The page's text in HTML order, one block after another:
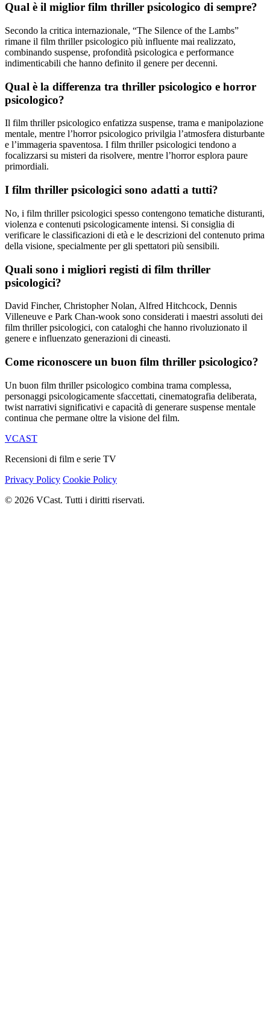
Qual è il miglior film thriller psicologico di sempre?
Secondo la critica internazionale, “The Silence of the Lambs”
rimane il film thriller psicologico più influente mai realizzato,
combinando suspense, profondità psicologica e performance
indimenticabili che hanno definito il genere per decenni.
Qual è la differenza tra thriller psicologico e horror
psicologico?
Il film thriller psicologico enfatizza suspense, trama e manipolazione
mentale, mentre l’horror psicologico privilgia l’atmosfera disturbante
e l’immageria spaventosa. I film thriller psicologici tendono a
focalizzarsi su misteri da risolvere, mentre l’horror esplora paure
primordiali.
I film thriller psicologici sono adatti a tutti?
No, i film thriller psicologici spesso contengono tematiche disturanti,
violenza e contenuti psicologicamente intensi. Si consiglia di
verificare le classificazioni di età e le descrizioni del contenuto prima
della visione, specialmente per gli spettatori più sensibili.
Quali sono i migliori registi di film thriller
psicologici?
David Fincher, Christopher Nolan, Alfred Hitchcock, Dennis
Villeneuve e Park Chan-wook sono considerati i maestri assoluti dei
film thriller psicologici, con cataloghi che hanno rivoluzionato il
genere e influenzato generazioni di cineasti.
Come riconoscere un buon film thriller psicologico?
Un buon film thriller psicologico combina trama complessa,
personaggi psicologicamente sfaccettati, cinematografia deliberata,
twist narrativi significativi e capacità di generare suspense mentale
continua che permane oltre la visione del film.
VCAST
Recensioni di film e serie TV
Privacy Policy Cookie Policy
© 2026 VCast. Tutti i diritti riservati.